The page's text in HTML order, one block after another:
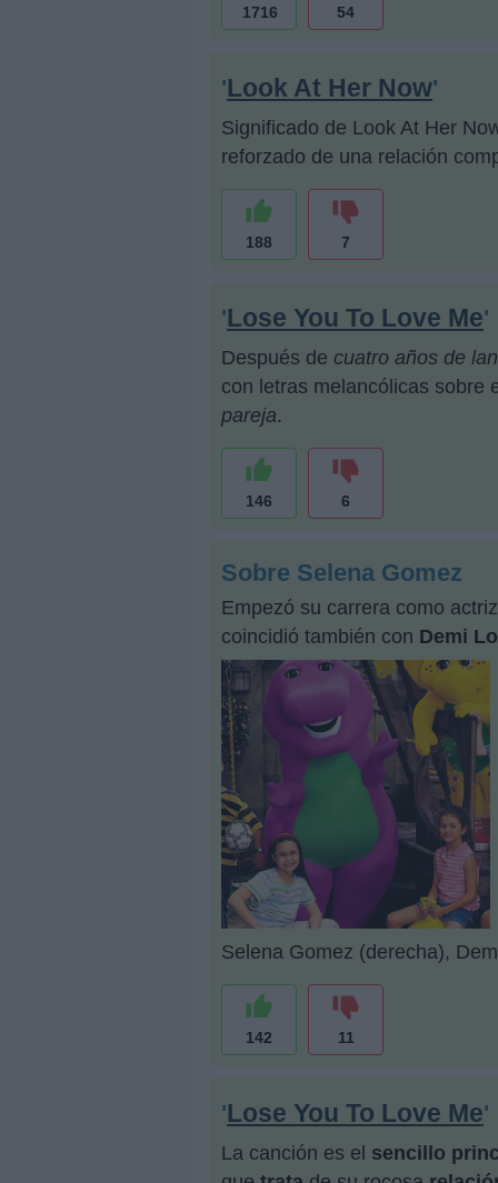
1716 54
'Look At Her Now'
Significado de Look At Her
reforzado de una relación
188 7
'Lose You To Love Me'
Después de cuatro años de
con letras melancólicas sobre
pareja.
146 6
Sobre Selena Gomez
Empezó su carrera como
coincidió también con Demi
Selena Gomez (derecha),
142 11
'Lose You To Love Me'
La canción es el sencillo